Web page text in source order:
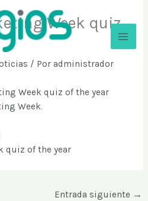
Week quiz
/ Por administrador
Week quiz of the year
Week.
quiz of the year
Entrada siguiente →